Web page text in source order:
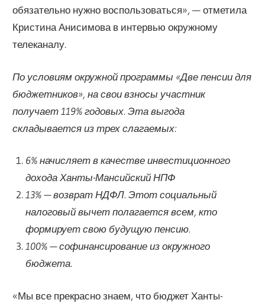
обязательно нужно воспользоваться», — отметила
Кристина Анисимова в интервью окружному
телеканалу.
По условиям окружной программы «Две пенсии для
бюджетников», на свои взносы участник
получает 119% годовых. Эта выгода
складывается из трех слагаемых:
6% начисляет в качестве инвестиционного
дохода Ханты-Мансийский НПФ
13% — возврат НДФЛ. Этот социальный
налоговый вычет полагается всем, кто
формирует свою будущую пенсию.
100% — софинансирование из окружного
бюджета.
«Мы все прекрасно знаем, что бюджет Ханты-